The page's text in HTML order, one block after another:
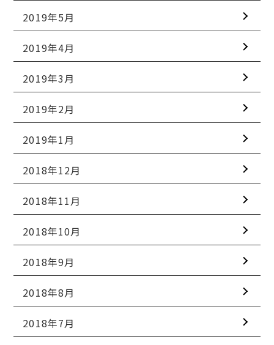
2019年5月
2019年4月
2019年3月
2019年2月
2019年1月
2018年12月
2018年11月
2018年10月
2018年9月
2018年8月
2018年7月